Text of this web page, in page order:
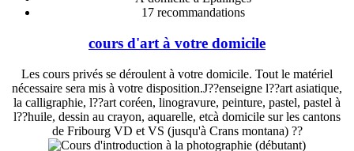
17recommandations
cours d'art à votre domicile
Les cours privés se déroulent à votre domicile. Tout le matériel
nécessaire sera mis à votre disposition.J??enseigne l??art asiatique,
la calligraphie, l??art coréen, linogravure, peinture, pastel, pastel à
l??huile, dessin au crayon, aquarelle, etcà domicile sur les cantons
de Fribourg VD et VS (jusqu'à Crans montana) ??